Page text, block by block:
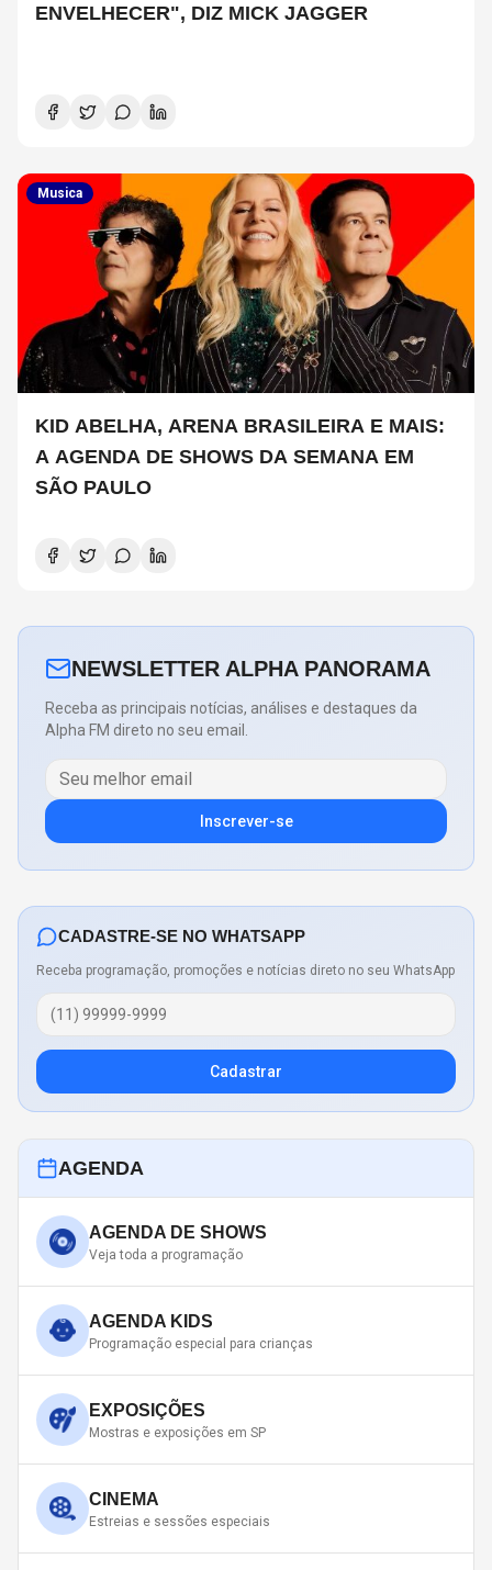
ENVELHECER", DIZ MICK JAGGER
Musica
KID ABELHA, ARENA BRASILEIRA E MAIS:
A AGENDA DE SHOWS DA SEMANA EM
SÃO PAULO
NEWSLETTER ALPHA PANORAMA
Receba as principais notícias, análises e destaques da
Alpha FM direto no seu email.
Inscrever-se
CADASTRE-SE NO WHATSAPP
Receba programação, promoções e notícias direto no seu WhatsApp
Cadastrar
AGENDA
AGENDA DE SHOWS
Veja toda a programação
AGENDA KIDS
Programação especial para crianças
EXPOSIÇÕES
Mostras e exposições em SP
CINEMA
Estreias e sessões especiais